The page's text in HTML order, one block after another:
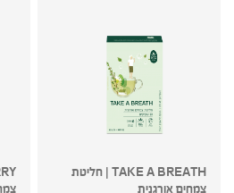
TAKE A BREATH | חליטת
צמחים אורגנית